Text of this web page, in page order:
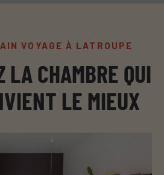
VOYAGE À LATROUPE
LA CHAMBRE QUI
LE MIEUX